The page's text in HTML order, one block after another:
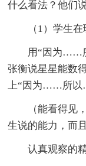
什么看法？他们
（1）学生在理
用“因为……所
张衡说星星能数
上“因为……所以
（能看得见，
生说的能力，而
认真观察的精